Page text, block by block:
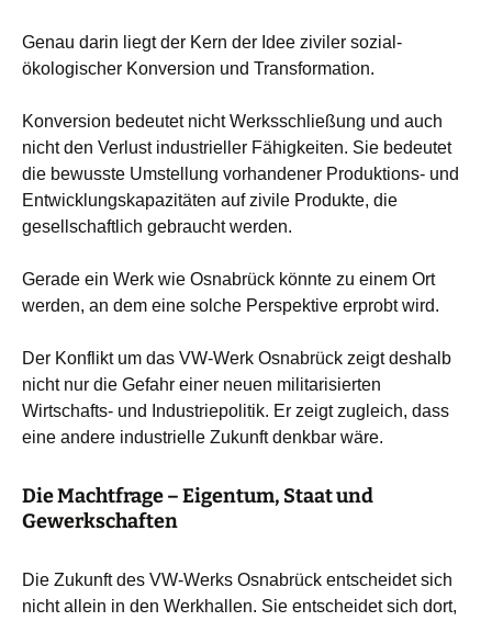
Genau darin liegt der Kern der Idee ziviler sozial-
ökologischer Konversion und Transformation.
Konversion bedeutet nicht Werksschließung und auch
nicht den Verlust industrieller Fähigkeiten. Sie bedeutet
die bewusste Umstellung vorhandener Produktions- und
Entwicklungskapazitäten auf zivile Produkte, die
gesellschaftlich gebraucht werden.
Gerade ein Werk wie Osnabrück könnte zu einem Ort
werden, an dem eine solche Perspektive erprobt wird.
Der Konflikt um das VW-Werk Osnabrück zeigt deshalb
nicht nur die Gefahr einer neuen militarisierten
Wirtschafts- und Industriepolitik. Er zeigt zugleich, dass
eine andere industrielle Zukunft denkbar wäre.
Die Machtfrage – Eigentum, Staat und
Gewerkschaften
Die Zukunft des VW-Werks Osnabrück entscheidet sich
nicht allein in den Werkhallen. Sie entscheidet sich dort,